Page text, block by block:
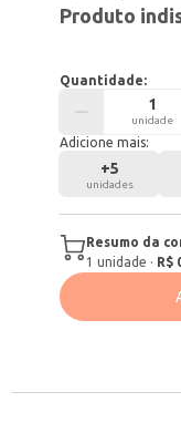
Produto
Quantidade:
unidade
Adicione mais:
+5
unidades
Resumo da
1 unidade · R$